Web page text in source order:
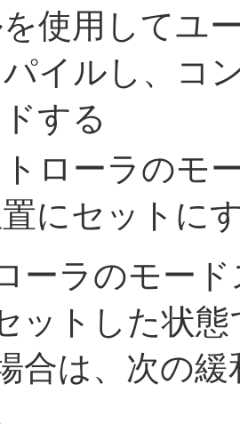
使用してユ
イルし、コ
する
ローラのモ
にセットに
ーラのモー
ットした状
合は、次の